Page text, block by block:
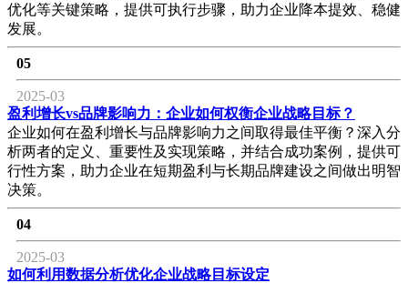
优化等关键策略，提供可执行步骤，助力企业降本提效、稳健
发展。
05
2025-03
盈利增长vs品牌影响力：企业如何权衡企业战略目标？
企业如何在盈利增长与品牌影响力之间取得最佳平衡？深入分
析两者的定义、重要性及实现策略，并结合成功案例，提供可
行性方案，助力企业在短期盈利与长期品牌建设之间做出明智
决策。
04
2025-03
如何利用数据分析优化企业战略目标设定